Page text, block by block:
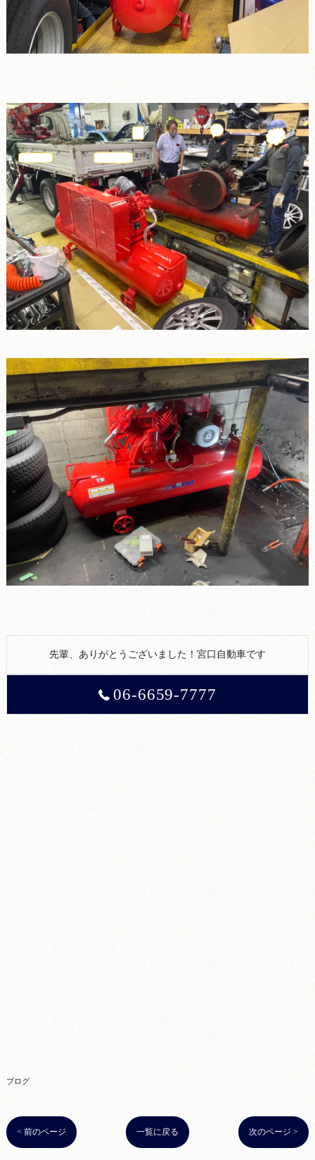
先輩、ありがとうございました！宮口自動車です
06-6659-7777
ブログ
< 前のページ 一覧に戻る 次のページ >